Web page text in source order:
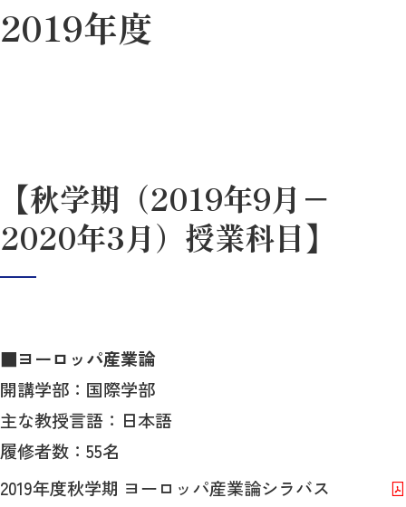
2019年度
【秋学期（2019年9月－
2020年3月）授業科目】
■ヨーロッパ産業論
開講学部：国際学部
主な教授言語：日本語
履修者数：55名
2019年度秋学期 ヨーロッパ産業論シラバス